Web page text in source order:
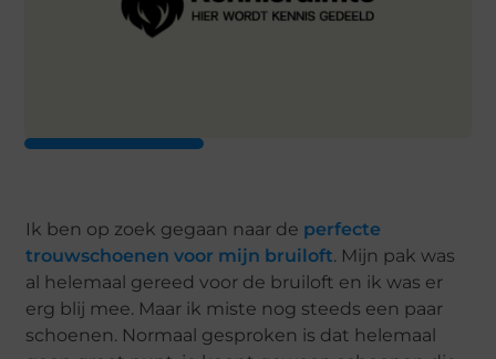
Ik ben op zoek gegaan naar de perfecte
trouwschoenen voor mijn bruiloft. Mijn pak was
al helemaal gereed voor de bruiloft en ik was er
erg blij mee. Maar ik miste nog steeds een paar
schoenen. Normaal gesproken is dat helemaal